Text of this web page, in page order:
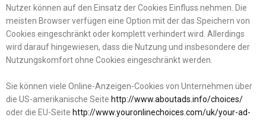
Nutzer können auf den Einsatz der Cookies Einfluss nehmen. Die
meisten Browser verfügen eine Option mit der das Speichern von
Cookies eingeschränkt oder komplett verhindert wird. Allerdings
wird darauf hingewiesen, dass die Nutzung und insbesondere der
Nutzungskomfort ohne Cookies eingeschränkt werden.
Sie können viele Online-Anzeigen-Cookies von Unternehmen über
die US-amerikanische Seite http://www.aboutads.info/choices/
oder die EU-Seite http://www.youronlinechoices.com/uk/your-ad-